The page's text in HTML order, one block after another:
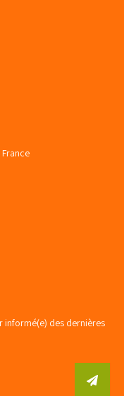
informé(e) des dernières